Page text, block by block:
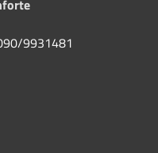
9931481